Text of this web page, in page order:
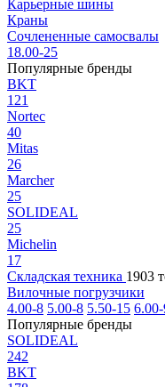
Карьерные шины
Краны
Сочлененные самосвалы
18.00-25
Популярные бренды
BKT
121
Nortec
40
Mitas
26
Marcher
25
SOLIDEAL
25
Michelin
17
Складская техника 1903
Вилочные погрузчики
4.00-8 5.00-8 5.50-15
Популярные бренды
SOLIDEAL
242
BKT